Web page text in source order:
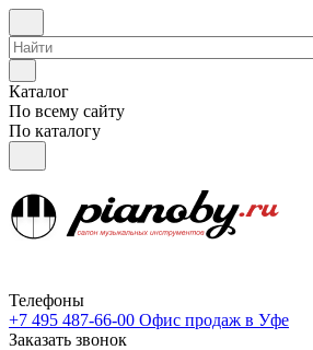
Каталог
По всему сайту
По каталогу
Телефоны
+7 495 487-66-00 Офис продаж в Уфе
Заказать звонок